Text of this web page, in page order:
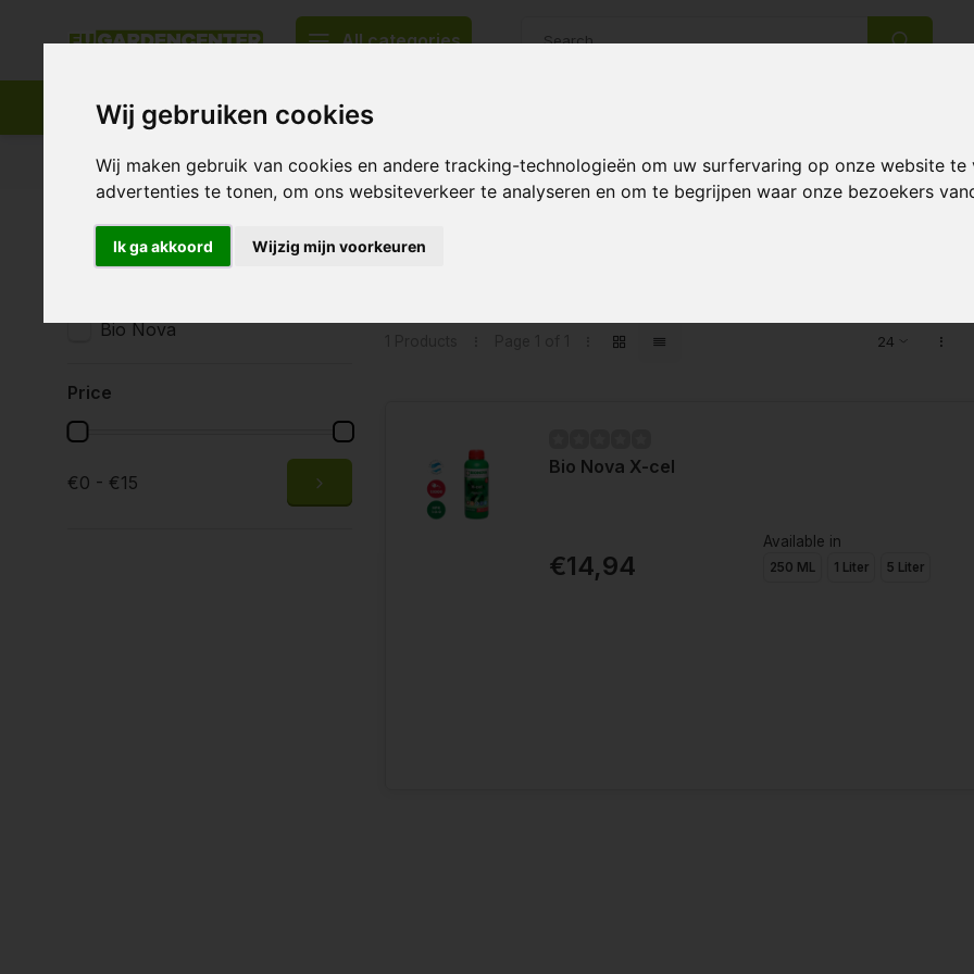
Wij gebruiken cookies
Wij maken gebruik van cookies en andere tracking-technologieën om uw surfervaring op onze website
advertenties te tonen, om ons websiteverkeer te analyseren en om te begrijpen waar onze bezoekers
Ik ga akkoord Wijzig mijn voorkeuren
All categories
Appropriate assortment Delivery all over Europe 14 Days return policy Best customer service
Brands
Bio Nova
Price
€0 - €15
Products tagged with X-cel
Bio Nova X-cel
€14,94
Available in
250 ML 1 Liter 5 Liter